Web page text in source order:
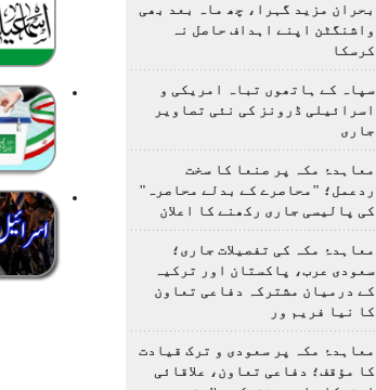
بحران مزید گہرا، چھ ماہ بعد بھی
واشنگٹن اپنے اہداف حاصل نہ
کرسکا
سپاہ کے ہاتھوں تباہ امریکی و
اسرائیلی ڈرونز کی نئی تصاویر
جاری
معاہدۂ مکہ پر صنعا کا سخت
ردعمل؛ "محاصرے کے بدلے محاصرہ"
کی پالیسی جاری رکھنے کا اعلان
معاہدۂ مکہ کی تفصیلات جاری؛
سعودی عرب، پاکستان اور ترکیہ
کے درمیان مشترکہ دفاعی تعاون
کا نیا فریم ور
معاہدۂ مکہ پر سعودی و ترک قیادت
کا مؤقف؛ دفاعی تعاون، علاقائی